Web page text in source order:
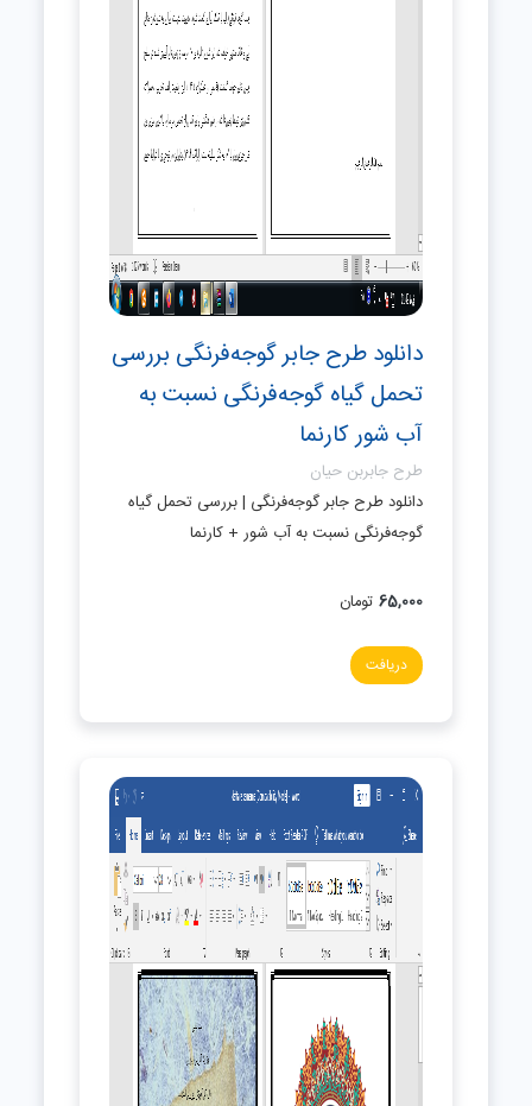
دانلود طرح جابر گوجه‌فرنگی بررسی
تحمل گیاه گوجه‌فرنگی نسبت به
آب شور کارنما
طرح جابربن حیان
دانلود طرح جابر گوجه‌فرنگی | بررسی تحمل گیاه
گوجه‌فرنگی نسبت به آب شور + کارنما
65,000 تومان
دریافت